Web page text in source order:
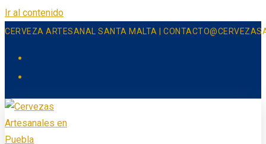
Ir al contenido
CERVEZA ARTESANAL SANTA MALTA |